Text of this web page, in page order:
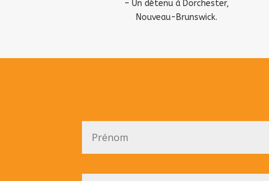
– Un détenu à Dorchester,
Nouveau-Brunswick.